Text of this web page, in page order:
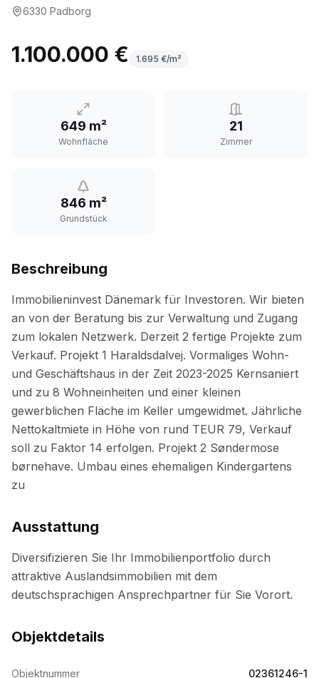
6330 Padborg
1.100.000 € 1.695 €/m²
649 m²
Wohnfläche
21
Zimmer
846 m²
Grundstück
Beschreibung
Ausstattung
Objektdetails
Objektnummer 02361246-1